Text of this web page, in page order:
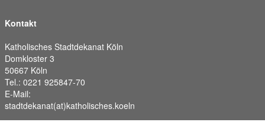
Kontakt
Katholisches Stadtdekanat Köln
Domkloster 3
50667 Köln
Tel.: 0221 925847-70
E-Mail:
stadtdekanat(at)katholisches.koeln